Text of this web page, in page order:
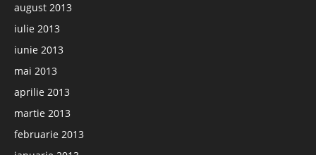
august 2013
iulie 2013
iunie 2013
mai 2013
aprilie 2013
martie 2013
februarie 2013